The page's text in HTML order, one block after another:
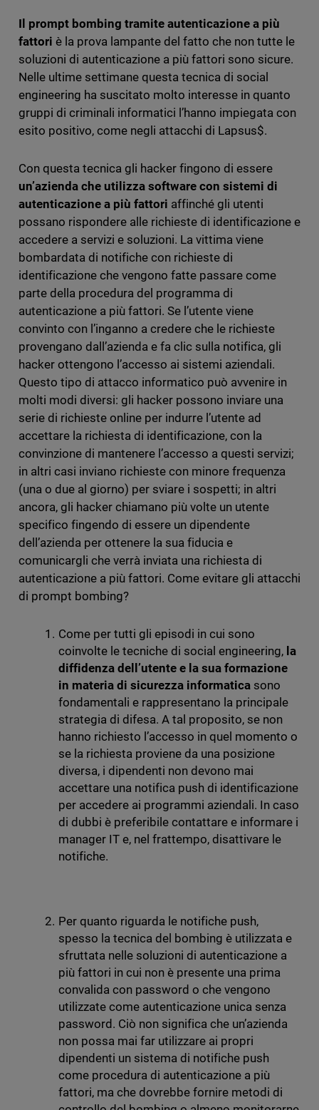
Il prompt bombing tramite autenticazione a più
fattori è la prova lampante del fatto che non tutte le
soluzioni di autenticazione a più fattori sono sicure.
Nelle ultime settimane questa tecnica di social
engineering ha suscitato molto interesse in quanto
gruppi di criminali informatici l’hanno impiegata con
esito positivo, come negli attacchi di Lapsus$.
Con questa tecnica gli hacker fingono di essere
un’azienda che utilizza software con sistemi di
autenticazione a più fattori affinché gli utenti
possano rispondere alle richieste di identificazione e
accedere a servizi e soluzioni. La vittima viene
bombardata di notifiche con richieste di
identificazione che vengono fatte passare come
parte della procedura del programma di
autenticazione a più fattori. Se l’utente viene
convinto con l’inganno a credere che le richieste
provengano dall’azienda e fa clic sulla notifica, gli
hacker ottengono l’accesso ai sistemi aziendali.
Questo tipo di attacco informatico può avvenire in
molti modi diversi: gli hacker possono inviare una
serie di richieste online per indurre l’utente ad
accettare la richiesta di identificazione, con la
convinzione di mantenere l’accesso a questi servizi;
in altri casi inviano richieste con minore frequenza
(una o due al giorno) per sviare i sospetti; in altri
ancora, gli hacker chiamano più volte un utente
specifico fingendo di essere un dipendente
dell’azienda per ottenere la sua fiducia e
comunicargli che verrà inviata una richiesta di
autenticazione a più fattori. Come evitare gli attacchi
di prompt bombing?
Come per tutti gli episodi in cui sono
coinvolte le tecniche di social engineering, la
diffidenza dell’utente e la sua formazione
in materia di sicurezza informatica sono
fondamentali e rappresentano la principale
strategia di difesa. A tal proposito, se non
hanno richiesto l’accesso in quel momento o
se la richiesta proviene da una posizione
diversa, i dipendenti non devono mai
accettare una notifica push di identificazione
per accedere ai programmi aziendali. In caso
di dubbi è preferibile contattare e informare i
manager IT e, nel frattempo, disattivare le
notifiche.
Per quanto riguarda le notifiche push,
spesso la tecnica del bombing è utilizzata e
sfruttata nelle soluzioni di autenticazione a
più fattori in cui non è presente una prima
convalida con password o che vengono
utilizzate come autenticazione unica senza
password. Ciò non significa che un’azienda
non possa mai far utilizzare ai propri
dipendenti un sistema di notifiche push
come procedura di autenticazione a più
fattori, ma che dovrebbe fornire metodi di